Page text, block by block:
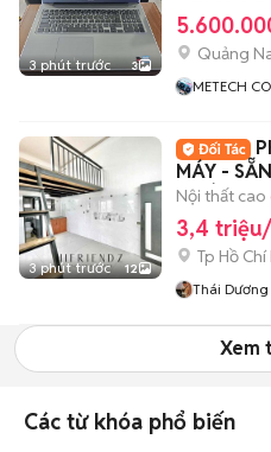
3 phút trước 3
Quảng
METECH
3 phút trước 12
MÁY -
NHÓM -
Nội thất cao
3,4
Tp Hồ Chí
Thái
Xem
Các từ khóa phổ biến